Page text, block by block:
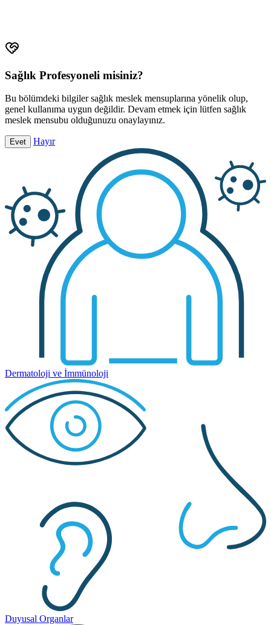
Sağlık Profesyoneli misiniz?
Bu bölümdeki bilgiler sağlık meslek mensuplarına yönelik olup,
genel kullanıma uygun değildir. Devam etmek için lütfen sağlık
meslek mensubu olduğunuzu onaylayınız.
Evet Hayır
Dermatoloji ve İmmünoloji
Duyusal Organlar